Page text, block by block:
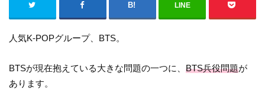
LINE
人気K-POPグループ、BTS。
BTSが現在抱えている大きな問題の一つに、BTS兵役問題が
あります。